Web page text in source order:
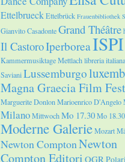
EttelbrueckEttelbrück Frauenbibliothek
Gianvito CasadonteGrand Théâtre
Il CastoroIperboreaISPI
Kammermusiktage Mettlachlibreria italiana
SavianiLussemburgo
Magna Graecia Film
Marguerite DonlonMarioenrico D'Angelo
MilanoMittwochMo 17.30Mo 18.30
Moderne GalerieMozart
Newton ComptonNewton
Compton Editori OGR